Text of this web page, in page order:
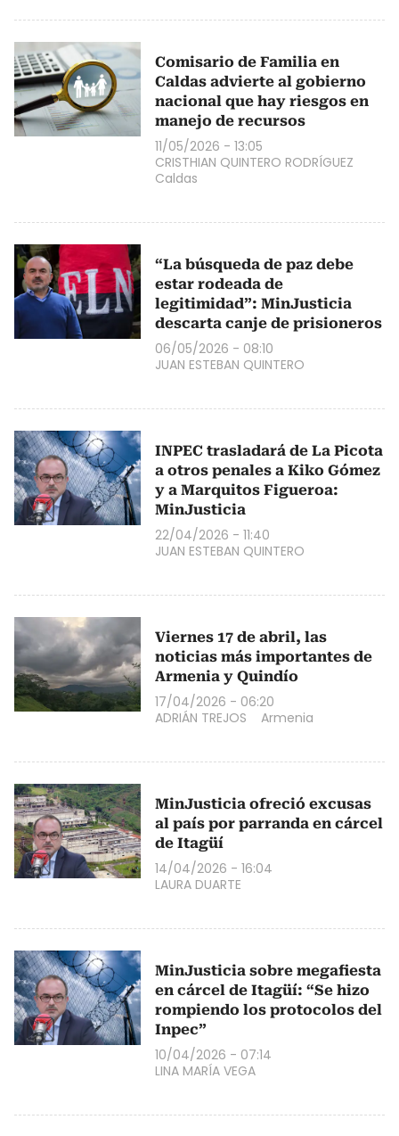
Comisario de Familia en
Caldas advierte al gobierno
nacional que hay riesgos en
manejo de recursos
11/05/2026 - 13:05
CRISTHIAN QUINTERO RODRÍGUEZ
Caldas
“La búsqueda de paz debe
estar rodeada de
legitimidad”: MinJusticia
descarta canje de prisioneros
06/05/2026 - 08:10
JUAN ESTEBAN QUINTERO
INPEC trasladará de La Picota
a otros penales a Kiko Gómez
y a Marquitos Figueroa:
MinJusticia
22/04/2026 - 11:40
JUAN ESTEBAN QUINTERO
Viernes 17 de abril, las
noticias más importantes de
Armenia y Quindío
17/04/2026 - 06:20
ADRIÁN TREJOS
Armenia
MinJusticia ofreció excusas
al país por parranda en cárcel
de Itagüí
14/04/2026 - 16:04
LAURA DUARTE
MinJusticia sobre megafiesta
en cárcel de Itagüí: “Se hizo
rompiendo los protocolos del
Inpec”
10/04/2026 - 07:14
LINA MARÍA VEGA